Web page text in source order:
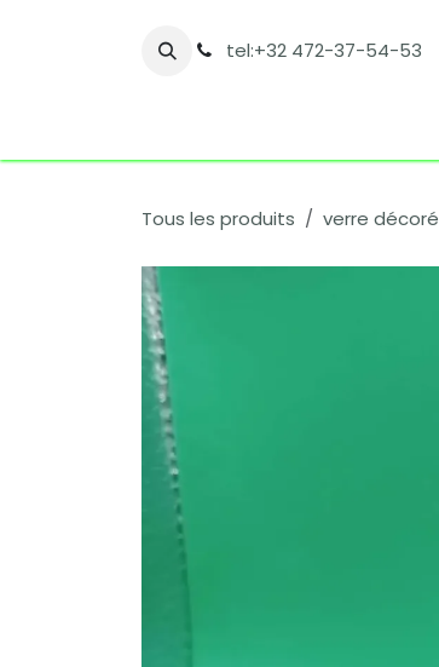
tel:+32 472-37-54-53
Tous les produits verre décoré